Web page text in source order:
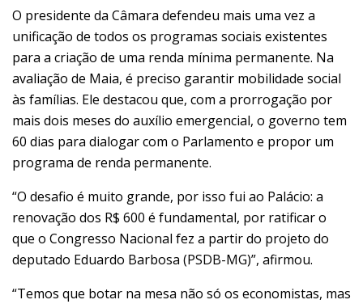
O presidente da Câmara defendeu mais uma vez a
unificação de todos os programas sociais existentes
para a criação de uma renda mínima permanente. Na
avaliação de Maia, é preciso garantir mobilidade social
às famílias. Ele destacou que, com a prorrogação por
mais dois meses do auxílio emergencial, o governo tem
60 dias para dialogar com o Parlamento e propor um
programa de renda permanente.
“O desafio é muito grande, por isso fui ao Palácio: a
renovação dos R$ 600 é fundamental, por ratificar o
que o Congresso Nacional fez a partir do projeto do
deputado Eduardo Barbosa (PSDB-MG)”, afirmou.
“Temos que botar na mesa não só os economistas, mas